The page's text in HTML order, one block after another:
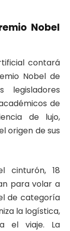
Nobel
contará
Nobel de
legisladores
de
de lujo,
origen de sus
cinturón, 18
para volar a
de categoría
la logística,
el viaje. La